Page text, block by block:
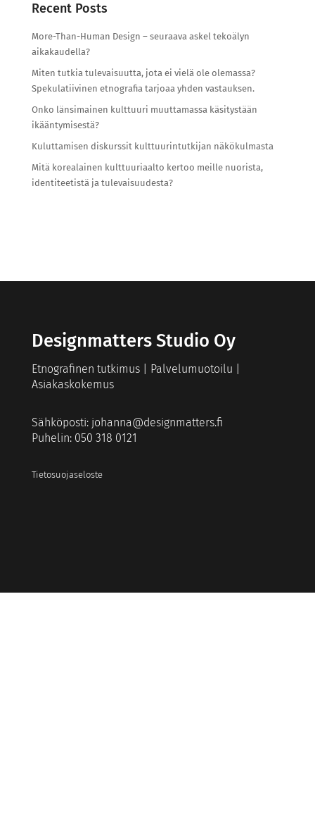
Recent Posts
More-Than-Human Design – seuraava askel tekoälyn
aikakaudella?
Miten tutkia tulevaisuutta, jota ei vielä ole olemassa?
Spekulatiivinen etnografia tarjoaa yhden vastauksen.
Onko länsimainen kulttuuri muuttamassa käsitystään
ikääntymisestä?
Kuluttamisen diskurssit kulttuurintutkijan näkökulmasta
Mitä korealainen kulttuuriaalto kertoo meille nuorista,
identiteetistä ja tulevaisuudesta?
Designmatters Studio Oy
Etnografinen tutkimus | Palvelumuotoilu |
Asiakaskokemus
Sähköposti: johanna@designmatters.fi
Puhelin: 050 318 0121
Tietosuojaseloste